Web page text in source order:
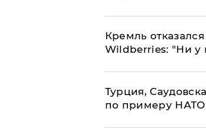
Кремль
Wildberries: "Ни у
Турция,
по примеру